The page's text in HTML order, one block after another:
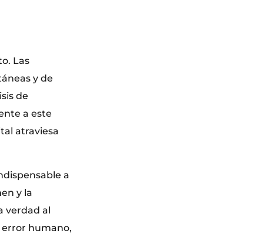
Las
y de
de
a este
atraviesa
a
y la
verdad al
humano,